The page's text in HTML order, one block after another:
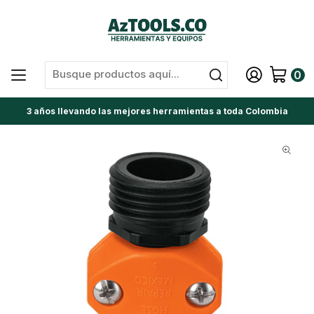
0
3 años llevando las mejores herramientas a toda Colombia